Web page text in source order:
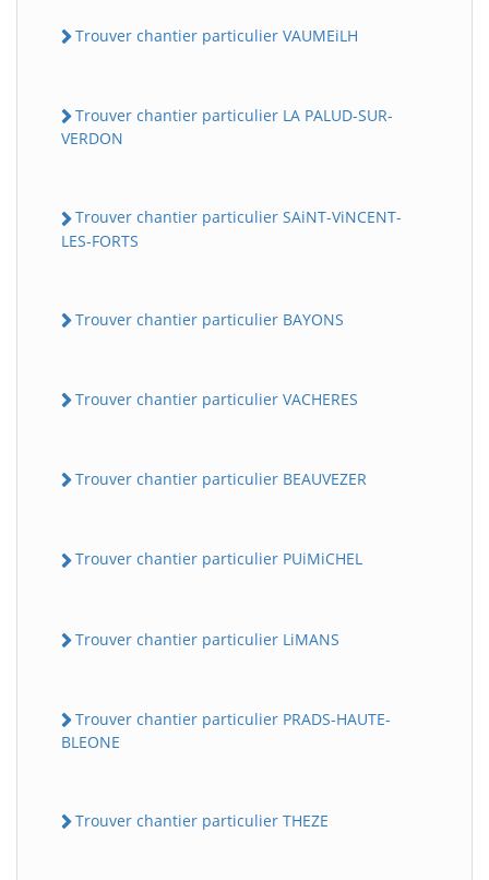
Trouver chantier particulier VAUMEiLH
Trouver chantier particulier LA PALUD-SUR-
VERDON
Trouver chantier particulier SAiNT-ViNCENT-
LES-FORTS
Trouver chantier particulier BAYONS
Trouver chantier particulier VACHERES
Trouver chantier particulier BEAUVEZER
Trouver chantier particulier PUiMiCHEL
Trouver chantier particulier LiMANS
Trouver chantier particulier PRADS-HAUTE-
BLEONE
Trouver chantier particulier THEZE